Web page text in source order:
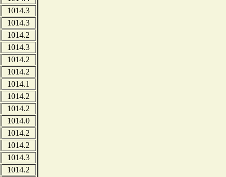
1014.3
1014.3
1014.2
1014.3
1014.2
1014.2
1014.1
1014.2
1014.2
1014.0
1014.2
1014.2
1014.3
1014.2